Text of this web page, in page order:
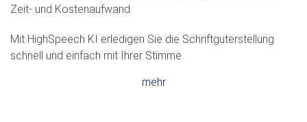
Zeit- und Kostenaufwand.
Mit HighSpeech KI erledigen Sie die Schriftguterstellung
schnell und einfach mit Ihrer Stimme.
mehr